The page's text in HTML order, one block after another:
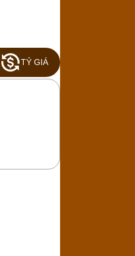
TỶ GIÁ